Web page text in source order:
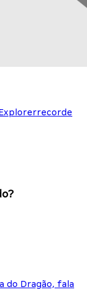
recorde
do Dragão, fala